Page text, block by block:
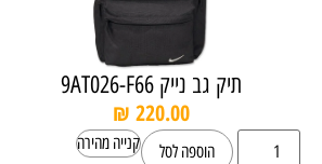
תיק גב נייק 9AT026-F66
₪ 220.00
הוספה לסל קנייה מהירה